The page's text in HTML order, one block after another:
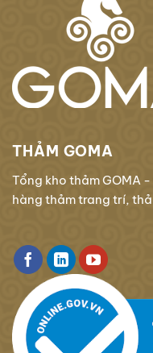
THẢM GOMA
Tổng kho thảm GOMA
hàng thảm trang trí,